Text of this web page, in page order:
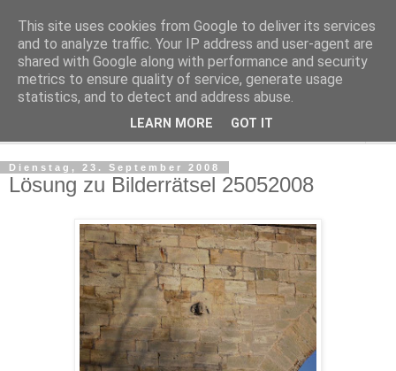
Regensburger Tagebuch
Notizen aus der nördlichsten Stadt Italiens
Dienstag, 23. September 2008
Lösung zu Bilderrätsel 25052008
This site uses cookies from Google to deliver its services
and to analyze traffic. Your IP address and user-agent are
shared with Google along with performance and security
metrics to ensure quality of service, generate usage
statistics, and to detect and address abuse.
LEARN MORE GOT IT